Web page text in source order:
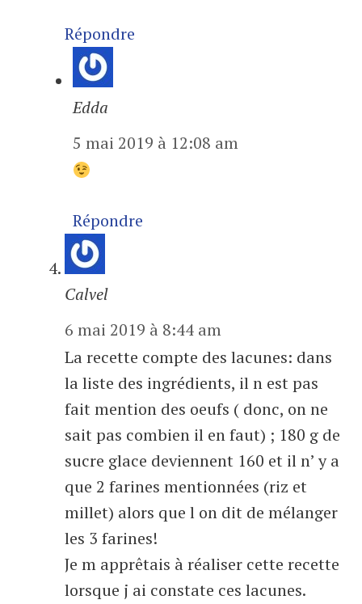
Répondre
Edda
5 mai 2019 à 12:08 am
Répondre
Calvel
6 mai 2019 à 8:44 am
La recette compte des lacunes: dans
la liste des ingrédients, il n est pas
fait mention des oeufs ( donc, on ne
sait pas combien il en faut) ; 180 g de
sucre glace deviennent 160 et il n’ y a
que 2 farines mentionnées (riz et
millet) alors que l on dit de mélanger
les 3 farines!
Je m apprêtais à réaliser cette recette
lorsque j ai constate ces lacunes.